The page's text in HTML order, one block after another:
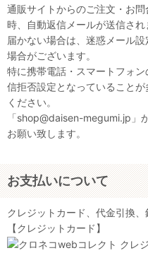
通販サイトからのご注文・お
時、自動返信メールが送信され
届かない場合は、迷惑メール
場合がございます。
特に携帯電話・スマートフォ
信拒否設定となっていること
ください。
「shop@daisen-megumi.jp」
お願い致します。
お支払いについて
クレジットカード、代金引換、
【クレジットカード】